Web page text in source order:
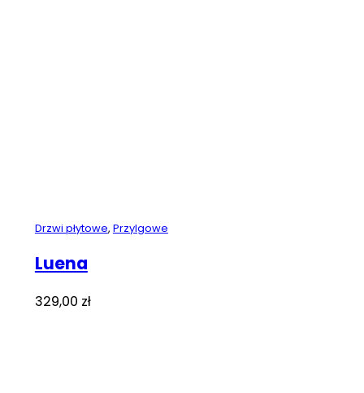
Drzwi płytowe, Przylgowe
Luena
329,00 zł